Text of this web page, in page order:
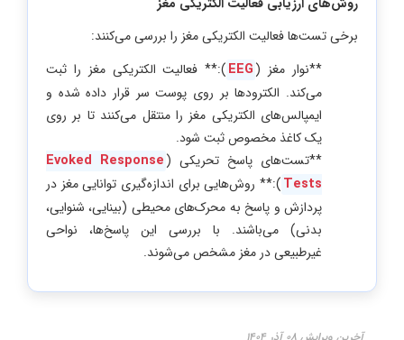
برخی تست‌ها فعالیت الکتریکی مغز را بررسی می‌کنند:
**نوار مغز (EEG):** فعالیت الکتریکی مغز را ثبت
می‌کند. الکترودها بر روی پوست سر قرار داده شده و
ایمپالس‌های الکتریکی مغز را منتقل می‌کنند تا بر روی
یک کاغذ مخصوص ثبت شود.
**تست‌های پاسخ تحریکی (Evoked Response
Tests):** روش‌هایی برای اندازه‌گیری توانایی مغز در
پردازش و پاسخ به محرک‌های محیطی (بینایی، شنوایی،
بدنی) می‌باشند. با بررسی این پاسخ‌ها، نواحی
غیرطبیعی در مغز مشخص می‌شوند.